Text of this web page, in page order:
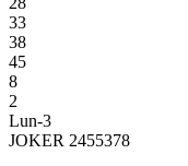
33
38
45
8
2
Lun-3
JOKER 2455378